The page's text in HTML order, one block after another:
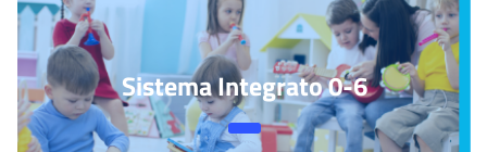
Sistema Integrato 0-6